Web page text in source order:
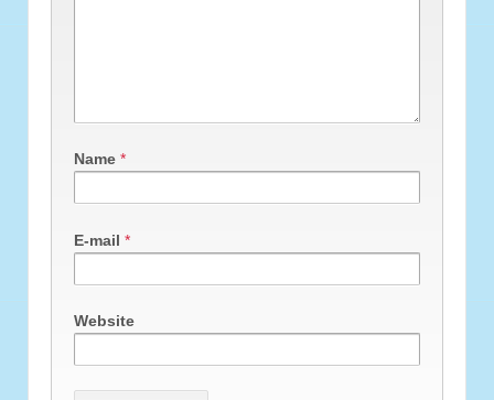
Name *
E-mail *
Website